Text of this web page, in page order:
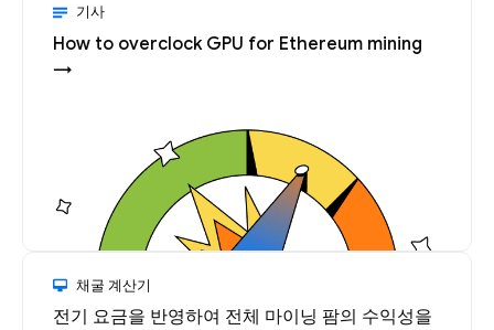
기사
How to overclock GPU for Ethereum mining
→
채굴 계산기
전기 요금을 반영하여 전체 마이닝 팜의 수익성을